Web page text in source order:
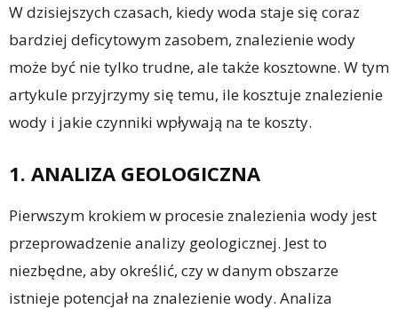
W dzisiejszych czasach, kiedy woda staje się coraz
bardziej deficytowym zasobem, znalezienie wody
może być nie tylko trudne, ale także kosztowne. W tym
artykule przyjrzymy się temu, ile kosztuje znalezienie
wody i jakie czynniki wpływają na te koszty.
1. ANALIZA GEOLOGICZNA
Pierwszym krokiem w procesie znalezienia wody jest
przeprowadzenie analizy geologicznej. Jest to
niezbędne, aby określić, czy w danym obszarze
istnieje potencjał na znalezienie wody. Analiza